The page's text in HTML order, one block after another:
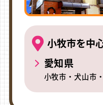
小牧市を中
愛知県
小牧市・犬山市